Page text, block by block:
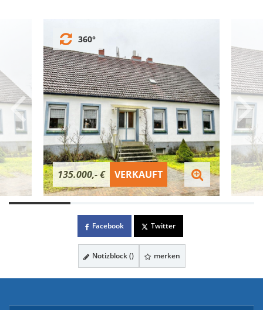
135.000,- € VERKAUFT
360°
Facebook Twitter
Notizblock () merken